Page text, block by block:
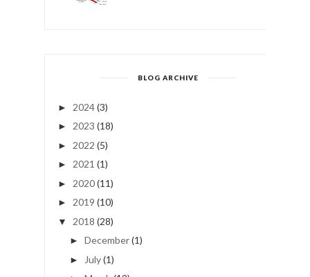
BLOG ARCHIVE
► 2024(3)
► 2023 (18)
► 2022 (5)
► 2021 (1)
► 2020(11)
► 2019 (10)
▼ 2018 (28)
► December(1)
► July(1)